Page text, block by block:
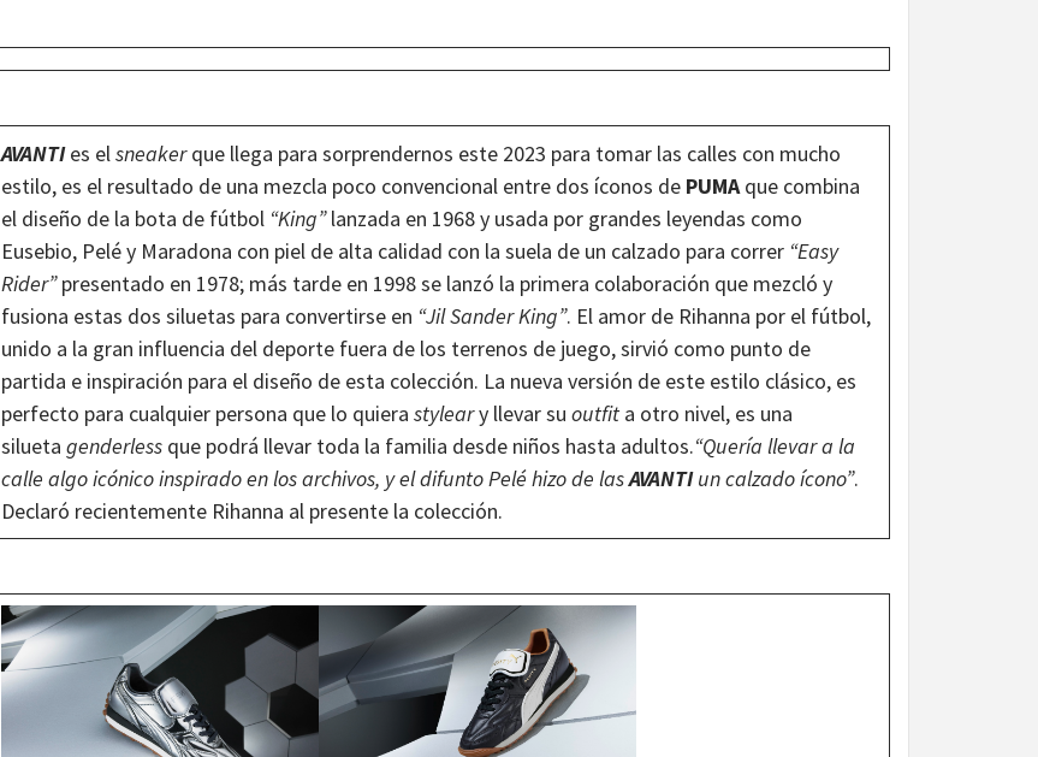
AVANTIes elsneakerque llega para sorprendernos este 2023 para tomar las calles con mucho
estilo, es el resultado de una mezcla poco convencional entre dos íconos de PUMAque combina
el diseño de la bota de fútbol “King”lanzada en 1968 y usada por grandes leyendas como
Eusebio, Pelé y Maradona con piel de alta calidad con la suela de un calzado para correr “Easy
Rider”presentado en 1978; más tarde en 1998 se lanzó la primera colaboración que mezcló y
fusiona estas dos siluetas para convertirse en “Jil Sander King”. El amor de Rihanna por el fútbol,
unido a la gran influencia del deporte fuera de los terrenos de juego, sirvió como punto de
partida e inspiración para el diseño de esta colección. La nueva versión de este estilo clásico, es
perfecto para cualquier persona que lo quiera styleary llevar su outfit a otro nivel, es una
silueta genderless que podrá llevar toda la familia desde niños hasta adultos.“Quería llevar a la
calle algo icónico inspirado en los archivos, y el difunto Pelé hizo de lasAVANTIun calzado ícono”.
Declaró recientemente Rihanna al presente la colección.